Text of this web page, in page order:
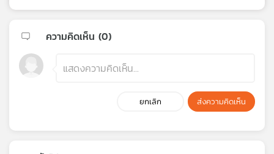
ความคิดเห็น (0)
ยกเลิก ส่งความคิดเห็น